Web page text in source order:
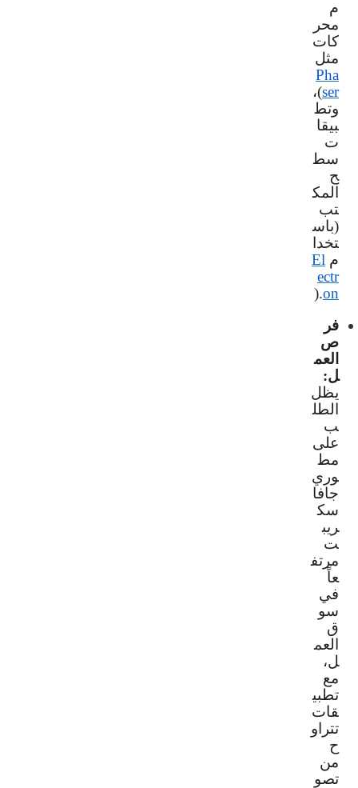
محر
كات
مثل
Pha
ser)،
وتط
بيقا
سط
المك
تب
(باس
تخدا
El
ectr
on
).
فر
ص
العم
ل:
يظل
الطل
ب
على
مط
وري
جافا
سك
ريب
ت
مرتف
في
سو
العم
ل،
مع
تطبي
قات
تتراو
من
تصو